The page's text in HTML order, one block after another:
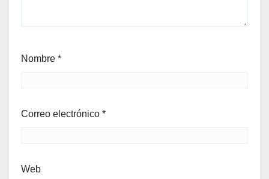
Nombre *
Correo electrónico *
Web